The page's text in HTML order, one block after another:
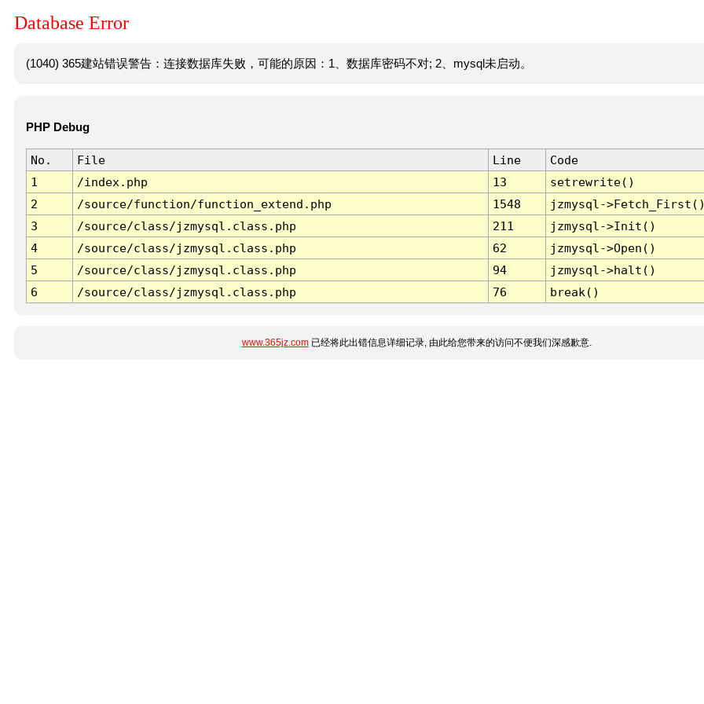
Database Error
(1040) 365建站错误警告：连接数据库失败，可能的原因：1、数据库密码不对; 2、mysql未启动。
PHP Debug
No. File Line
Code
1
/index.php 13
setrewrite()
2
/source/function/function_extend.php 1548
jzmysql-
3
/source/class/jzmysql.class.php 211
jzmysql->Init()
4
/source/class/jzmysql.class.php 62
jzmysql->Open()
5
/source/class/jzmysql.class.php 94
jzmysql->halt()
6
/source/class/jzmysql.class.php 76 break()
www.365jz.com已经将此出错信息详细记录, 由此给您带来的访问不便我们深感歉意.